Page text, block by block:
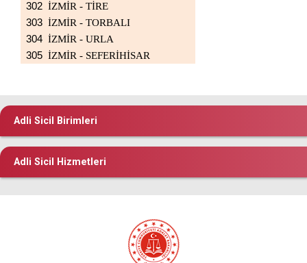
302 İZMİR - TİRE
303 İZMİR - TORBALI
304 İZMİR - URLA
305 İZMİR - SEFERİHİSAR
Adli Sicil Birimleri
Adli Sicil Hizmetleri